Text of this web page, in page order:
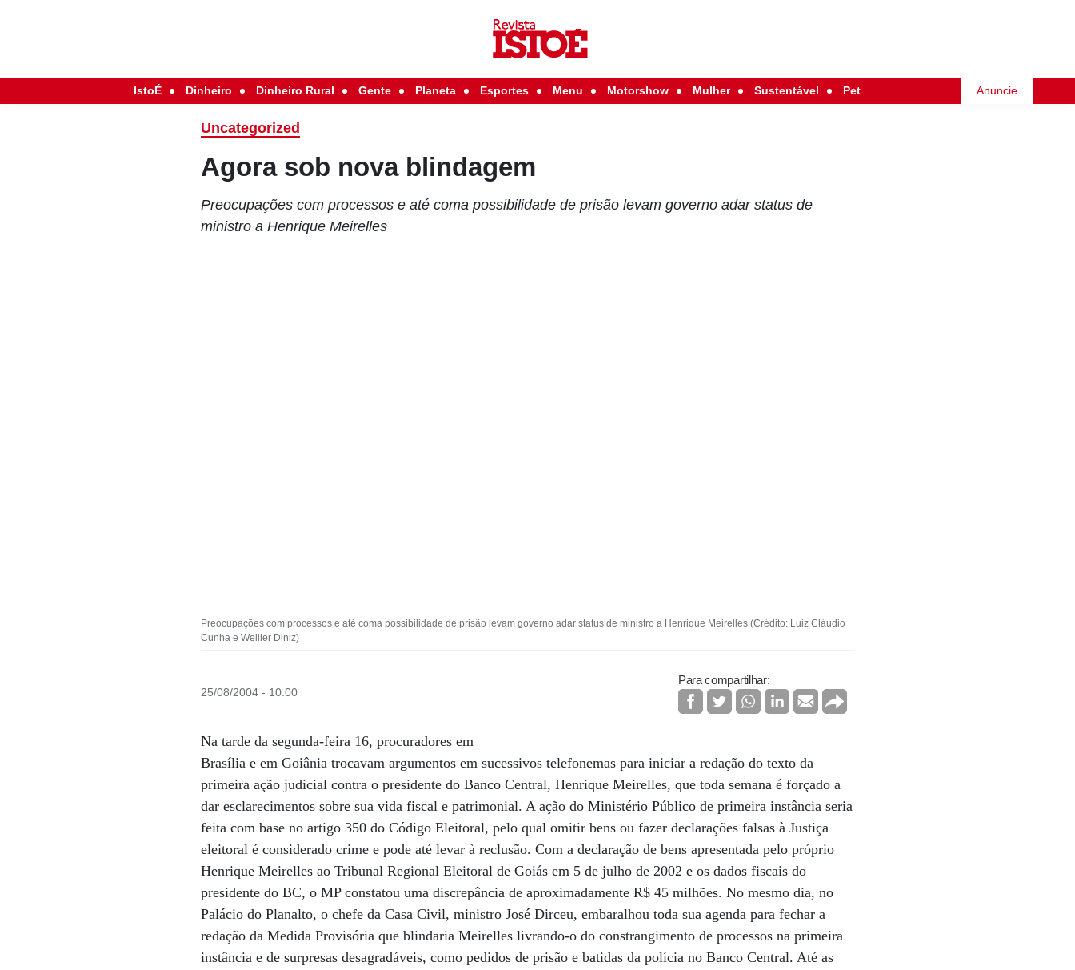
IstoÉ Dinheiro Dinheiro Rural Gente Planeta Esportes Menu Motorshow Mulher Sustentável Pet Anuncie
Uncategorized
Agora sob nova blindagem
Preocupações com processos e até coma possibilidade de prisão levam governo adar status de
ministro a Henrique Meirelles
Preocupações com processos e até coma possibilidade de prisão levam governo adar status de ministro a Henrique Meirelles (Crédito: Luiz Cláudio
Cunha e Weiller Diniz)
25/08/2004 - 10:00
Para compartilhar:
Na tarde da segunda-feira 16, procuradores em
Brasília e em Goiânia trocavam argumentos em sucessivos telefonemas para iniciar a redação do texto da
primeira ação judicial contra o presidente do Banco Central, Henrique Meirelles, que toda semana é forçado a
dar esclarecimentos sobre sua vida fiscal e patrimonial. A ação do Ministério Público de primeira instância seria
feita com base no artigo 350 do Código Eleitoral, pelo qual omitir bens ou fazer declarações falsas à Justiça
eleitoral é considerado crime e pode até levar à reclusão. Com a declaração de bens apresentada pelo próprio
Henrique Meirelles ao Tribunal Regional Eleitoral de Goiás em 5 de julho de 2002 e os dados fiscais do
presidente do BC, o MP constatou uma discrepância de aproximadamente R$ 45 milhões. No mesmo dia, no
Palácio do Planalto, o chefe da Casa Civil, ministro José Dirceu, embaralhou toda sua agenda para fechar a
redação da Medida Provisória que blindaria Meirelles livrando-o do constrangimento de processos na primeira
instância e de surpresas desagradáveis, como pedidos de prisão e batidas da polícia no Banco Central. Até as